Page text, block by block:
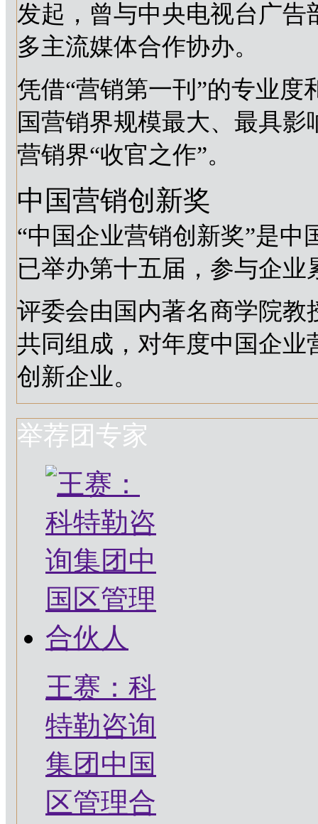
发起，曾与中央电视台广
多主流媒体合作协办。
凭借“营销第一刊”的专业
国营销界规模最大、最具
营销界“收官之作”。
中国营销创新奖
“中国企业营销创新奖”是
已举办第十五届，参与企业
评委会由国内著名商学院
共同组成，对年度中国企
创新企业。
举荐团专家
王赛：科
特勒咨询
集团中国
区管理合